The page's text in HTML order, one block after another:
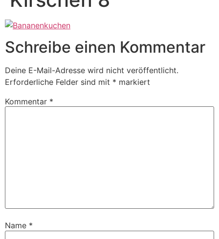
Schreibe einen Kommentar
Deine E-Mail-Adresse wird nicht veröffentlicht.
Erforderliche Felder sind mit * markiert
Kommentar *
Name *